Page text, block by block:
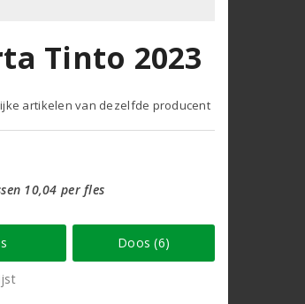
Tinto 2023
artikelen van dezelfde producent
10,04 per fles
Doos (6)